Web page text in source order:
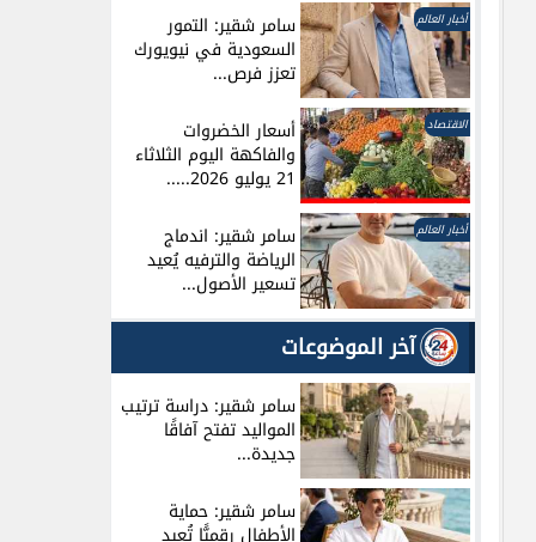
أخبار العالم سامر شقير: التمور
السعودية في نيويورك
تعزز فرص...
الاقتصاد أسعار الخضروات
والفاكهة اليوم الثلاثاء
21 يوليو 2026.....
أخبار العالم سامر شقير: اندماج
الرياضة والترفيه يُعيد
تسعير الأصول...
آخر الموضوعات
سامر شقير: دراسة ترتيب
المواليد تفتح آفاقًا
جديدة...
سامر شقير: حماية